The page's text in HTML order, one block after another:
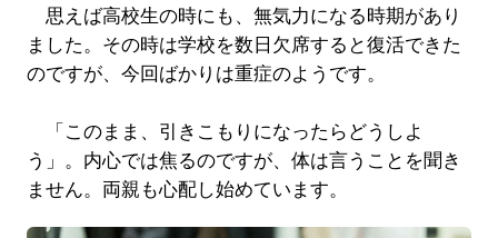
思えば高校生の時にも、無気力になる時期があり
ました。その時は学校を数日欠席すると復活できた
のですが、今回ばかりは重症のようです。
「このまま、引きこもりになったらどうしよ
う」。内心では焦るのですが、体は言うことを聞き
ません。両親も心配し始めています。